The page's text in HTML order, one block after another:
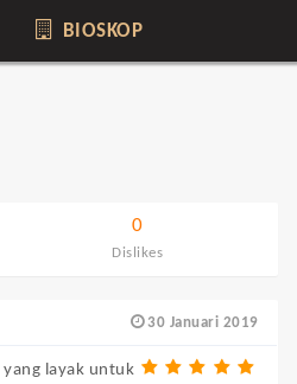
BIOSKOP
0
Dislikes
30 Januari 2019
layak untuk